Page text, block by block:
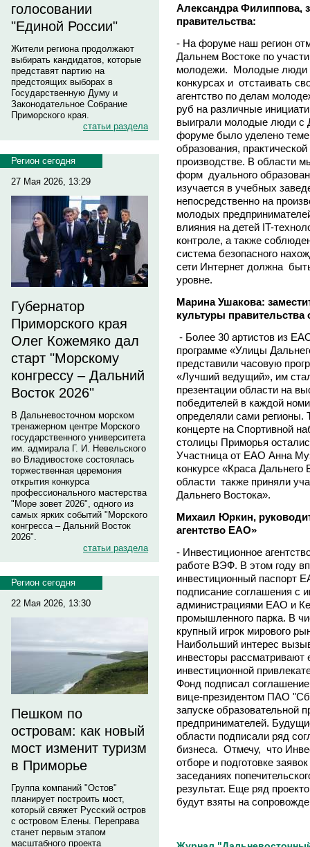
голосовании
"Единой России"
Жители региона продолжают
выбирать кандидатов, которые
представят партию на
предстоящих выборах в
Государственную Думу и
Законодательное Собрание
Приморского края.
статьи раздела
Регион сегодня
27 Мая 2026, 13:29
Губернатор
Приморского края
Олег Кожемяко дал
старт "Морскому
конгрессу – Дальний
Восток 2026"
В Дальневосточном морском
тренажерном центре Морского
государственного университета
им. адмирала Г. И. Невельского
во Владивостоке состоялась
торжественная церемония
открытия конкурса
профессионального мастерства
"Море зовет 2026", одного из
самых ярких событий "Морского
конгресса – Дальний Восток
2026".
статьи раздела
Регион сегодня
22 Мая 2026, 13:30
Пешком по
островам: как новый
мост изменит туризм
в Приморье
Группа компаний "Остов"
планирует построить мост,
который свяжет Русский остров
с островом Елены. Переправа
станет первым этапом
масштабного проекта
Александра Филиппова,
правительства:
- На форуме наш регион
Дальнем Востоке по
молодежи. Молодые люди
конкурсах и отстаивать
агентство по делам
руб на различные
выиграли молодые люди с
форуме было уделено
образования,
производстве. В области
форм дуального
изучается в учебных
непосредственно на
молодых
влияния на детей IT-
контроле, а также
система безопасного
сети Интернет должна
уровне.
Марина Ушакова:
культуры правительства
- Более 30 артистов из
программе «Улицы
представили часовую
«Лучший ведущий», им
презентации области на
победителей в каждой
определяли сами регионы.
концерте на Спортивной
столицы Приморья
Участница от ЕАО Анна
конкурсе «Краса Дальнего
области также приняли
Дальнего Востока».
Михаил Юркин,
агентство ЕАО»
- Инвестиционное
работе ВЭФ. В этом году
инвестиционный паспорт
подписание соглашения с
администрациями ЕАО и
промышленного парка. В
крупный игрок мирового
Наибольший интерес
инвесторы рассматривают
инвестиционной
Фонд подписал
вице-президентом ПАО
запуске образовательной
предпринимателей.
области подписали ряд
бизнеса. Отмечу, что
отборе и подготовке
заседаниях
результат. Еще ряд
будут взяты на